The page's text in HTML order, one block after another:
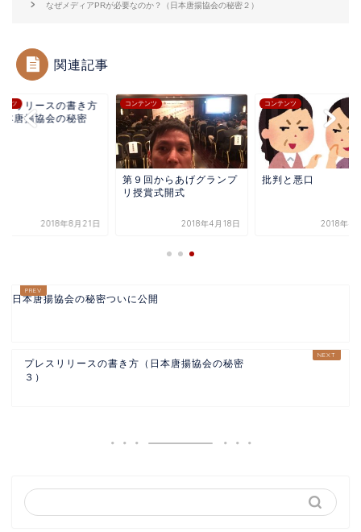
なぜメディアPRが必要なのか？（日本唐揚協会の秘密２）
関連記事
ンツ
スリリースの書き方
本唐揚協会の秘密
2018年8月21日
コンテンツ
第９回からあげグランプ
リ授賞式開式
2018年4月18日
コンテンツ
批判と悪口
2018年4
日本唐揚協会の秘密ついに公開
プレスリリースの書き方（日本唐揚協会の秘密
３）